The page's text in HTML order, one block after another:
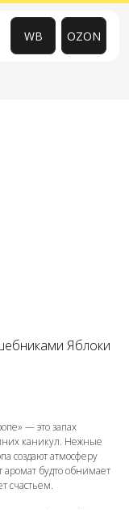
Яблоки
— это запах
каникул. Нежные
создают атмосферу
аромат будто обнимает
счастьем.